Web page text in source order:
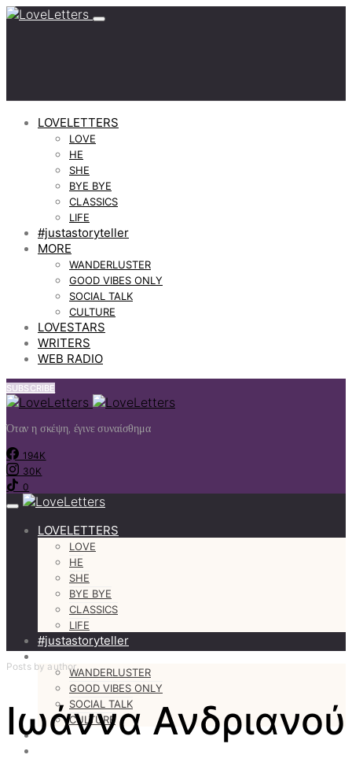
LOVELETTERS
LOVE
HE
SHE
BYE BYE
CLASSICS
LIFE
#justastoryteller
MORE
WANDERLUSTER
GOOD VIBES ONLY
SOCIAL TALK
CULTURE
LOVESTARS
WRITERS
WEB RADIO
SUBSCRIBE
Όταν η σκέψη, έγινε συναίσθημα
194K
30K
0
LOVELETTERS
LOVE
HE
SHE
BYE BYE
CLASSICS
LIFE
#justastoryteller
MORE
WANDERLUSTER
GOOD VIBES ONLY
SOCIAL TALK
CULTURE
LOVESTARS
Posts by author
Ιωάννα Ανδριανού